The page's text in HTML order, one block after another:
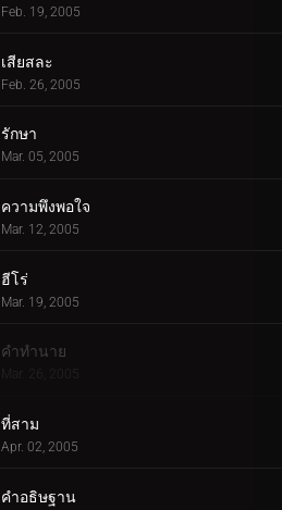
Feb. 19, 2005
เสียสละ
Feb. 26, 2005
รักษา
Mar. 05, 2005
ความพึงพอใจ
Mar. 12, 2005
ฮีโร่
Mar. 19, 2005
คำทำนาย
Mar. 26, 2005
ที่สาม
Apr. 02, 2005
คำอธิษฐาน